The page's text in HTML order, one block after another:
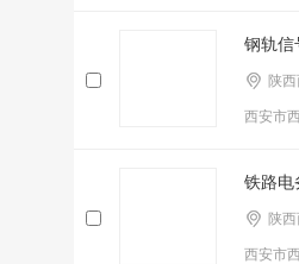
钢轨信
陕
西安市
铁路电
陕
西安市